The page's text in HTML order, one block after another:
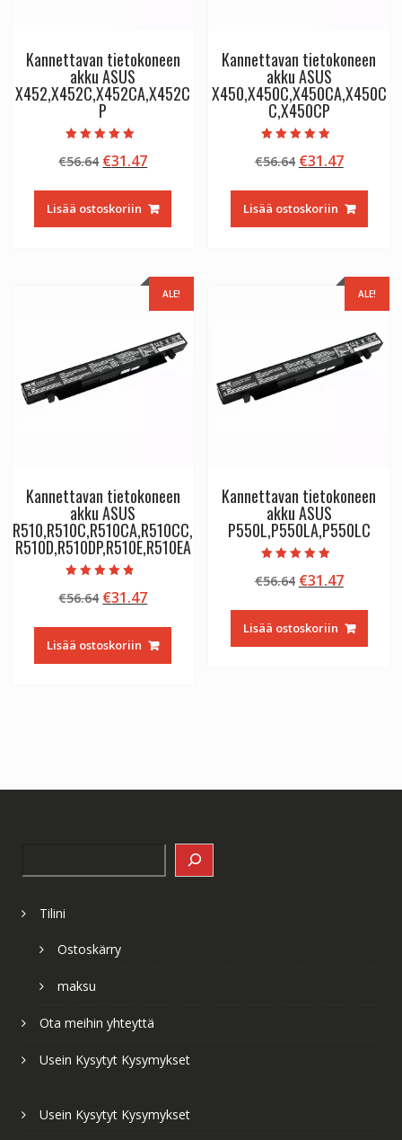
Kannettavan tietokoneen
akku ASUS
X452,X452C,X452CA,X452C
P
tuotteesta:
5.00
€56.64 Alkuperäinen
oli:
€56.64.
€31.47Nykyinen
on:
€31.47.
Lisää ostoskoriin
Kannettavan tietokoneen
akku ASUS
X450,X450C,X450CA,X450C
C,X450CP
tuotteesta:
5.00
€56.64 Alkuperäinen
oli:
€56.64.
€31.47
on:
€31.47.
Lisää ostoskoriin
ALE!
Kannettavan tietokoneen
akku ASUS
R510,R510C,R510CA,R510CC,
R510D,R510DP,R510E,R510EA
tuotteesta:
4.50
€56.64 Alkuperäinen
oli:
€56.64.
€31.47Nykyinen
on:
€31.47.
Lisää ostoskoriin
ALE!
Kannettavan tietokoneen
akku ASUS
P550L,P550LA,P550LC
tuotteesta:
4.50
€56.64 Alkuperäinen
oli:
€56.64.
€31.47
on:
€31.47.
Lisää ostoskoriin
Tilini
Ostoskärry
maksu
Ota meihin yhteyttä
Usein Kysytyt Kysymykset
Usein Kysytyt Kysymykset